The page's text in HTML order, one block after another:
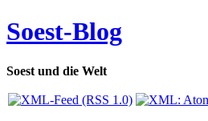
Soest-Blog
Soest und die Welt